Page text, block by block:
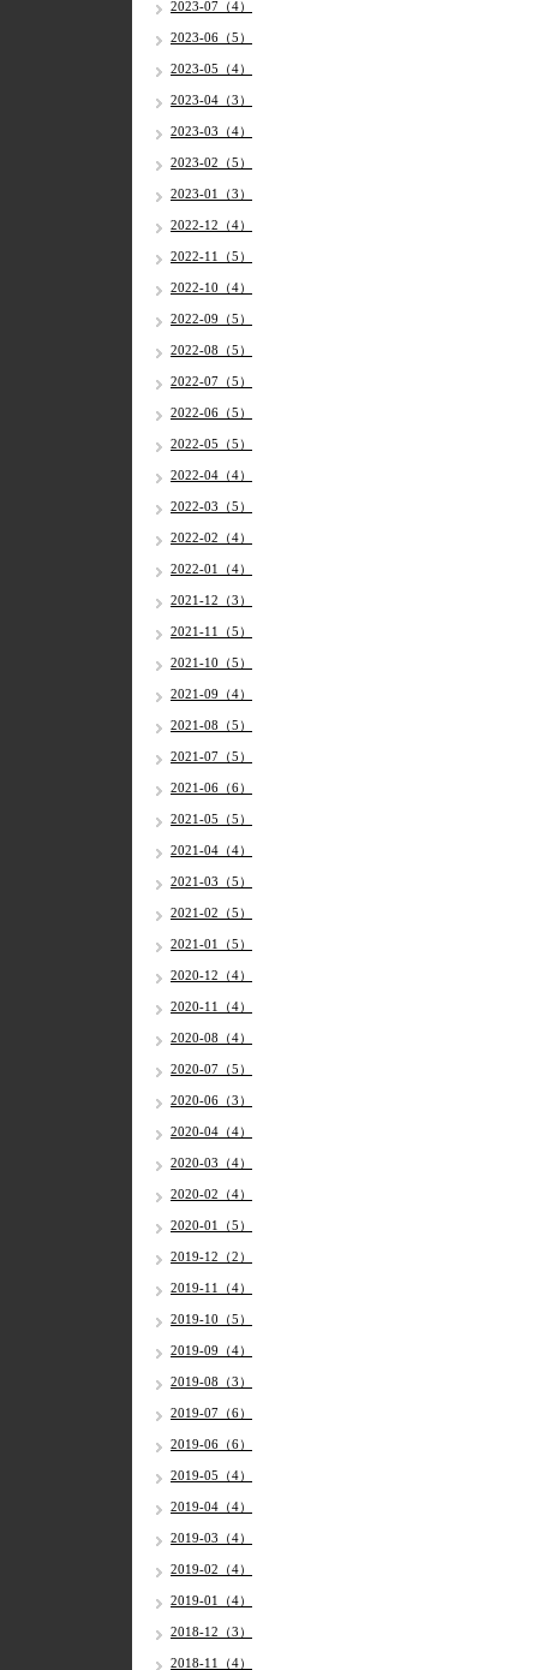
2023-07（4）
2023-06（5）
2023-05（4）
2023-04（3）
2023-03（4）
2023-02（5）
2023-01（3）
2022-12（4）
2022-11（5）
2022-10（4）
2022-09（5）
2022-08（5）
2022-07（5）
2022-06（5）
2022-05（5）
2022-04（4）
2022-03（5）
2022-02（4）
2022-01（4）
2021-12（3）
2021-11（5）
2021-10（5）
2021-09（4）
2021-08（5）
2021-07（5）
2021-06（6）
2021-05（5）
2021-04（4）
2021-03（5）
2021-02（5）
2021-01（5）
2020-12（4）
2020-11（4）
2020-08（4）
2020-07（5）
2020-06（3）
2020-04（4）
2020-03（4）
2020-02（4）
2020-01（5）
2019-12（2）
2019-11（4）
2019-10（5）
2019-09（4）
2019-08（3）
2019-07（6）
2019-06（6）
2019-05（4）
2019-04（4）
2019-03（4）
2019-02（4）
2019-01（4）
2018-12（3）
2018-11（4）